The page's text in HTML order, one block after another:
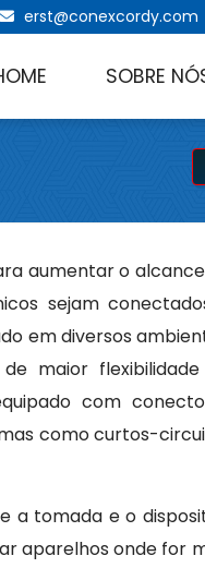
erst@conexcordy.com
SOBRE
aumentar o
sejam
em diversos
maior
com
como curtos-
a tomada e o
aparelhos onde for